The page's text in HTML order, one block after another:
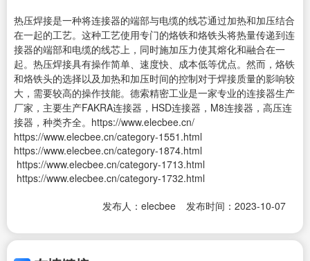
热压焊接是一种将连接器的端部与电缆的线芯通过加热和加压结合
在一起的工艺。这种工艺使用专门的烙铁和烙铁头将热量传递到连
接器的端部和电缆的线芯上，同时施加压力使其熔化和融合在一
起。热压焊接具有操作简单、速度快、成本低等优点。然而，烙铁
和烙铁头的选择以及加热和加压时间的控制对于焊接质量的影响较
大，需要较高的操作技能。德索精密工业是一家专业的连接器生产
厂家，主要生产FAKRA连接器 ， HSD连接器 ， M8连接器 ， 高压连
接器 ，种类齐全。https://www.elecbee.cn/
https://www.elecbee.cn/category-1551.html
https://www.elecbee.cn/category-1874.html
https://www.elecbee.cn/category-1713.html
https://www.elecbee.cn/category-1732.html
发布人：elecbee
发布时间：2023-10-07